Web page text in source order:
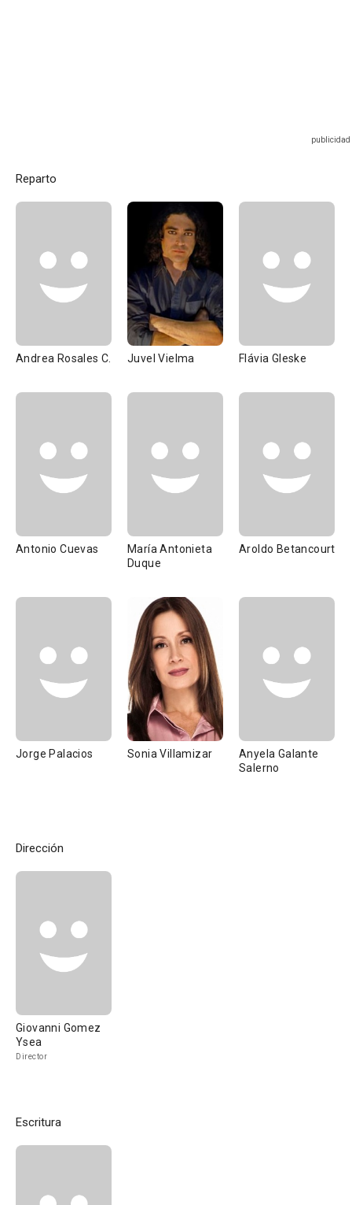
Reparto
Andrea Rosales C. Juvel Vielma Flávia Gleske
Antonio Cuevas
María Antonieta
Duque
Aroldo Betancourt
Jorge Palacios Sonia Villamizar
Anyela Galante
Salerno
Dirección
Giovanni Gomez
Ysea
Director
Escritura